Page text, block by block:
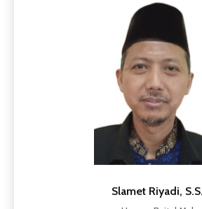
Humas Baitul Mal